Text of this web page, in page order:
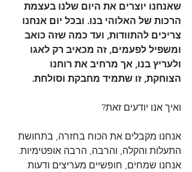
שאנחנו יוצרים את היום שלנו בעצמת
הרכות של האלוהי בנו. ובכל יום אנחנו
צריכים להתוודות, ועד כמה שזה כואב
ומשפיל לפעמים, זה מכאיב רק לאגו
ולעריץ בנו, אך מרחיב את רוחנו
הצוחקת, זו שתמיד מחבקת וסולחת.
ואיך אנו יודעים זאת?
אנחנו מקבלים את הכוח בחזרה, בתחושת
התעלות והקלה, והרבה, הרבה אופטימיות.
אנחנו שמחים, חופשיים מעריצים ודעות